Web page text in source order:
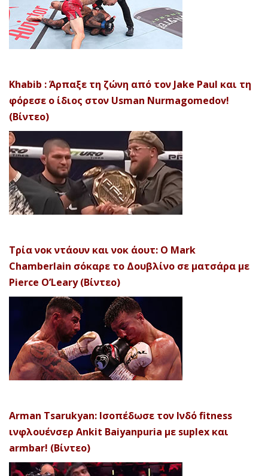
Khabib : Άρπαξε τη ζώνη από τον Jake Paul και τη
φόρεσε ο ίδιος στον Usman Nurmagomedov!
(Βίντεο)
Τρία νοκ ντάουν και νοκ άουτ: Ο Mark
Chamberlain σόκαρε το Δουβλίνο σε ματσάρα με
Pierce O’Leary (Βίντεο)
Arman Tsarukyan: Ισοπέδωσε τον Ινδό fitness
ινφλουένσερ Ankit Baiyanpuria με suplex και
armbar! (Βίντεο)